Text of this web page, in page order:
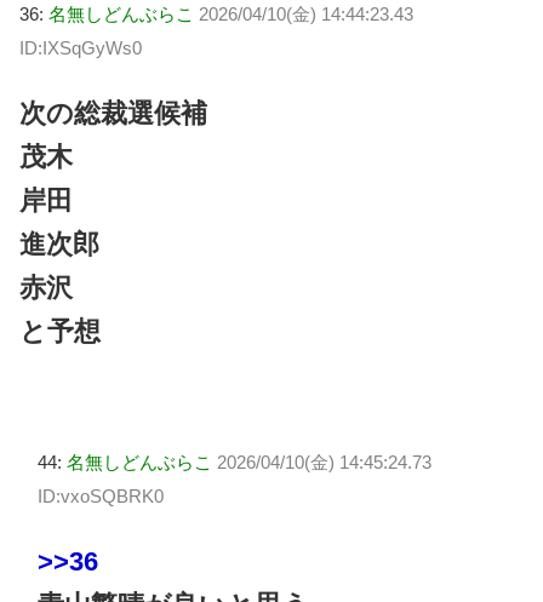
36: 名無しどんぶらこ 2026/04/10(金) 14:44:23.43
ID:IXSqGyWs0
次の総裁選候補
茂木
岸田
進次郎
赤沢
と予想
44: 名無しどんぶらこ 2026/04/10(金) 14:45:24.73
ID:vxoSQBRK0
>>36